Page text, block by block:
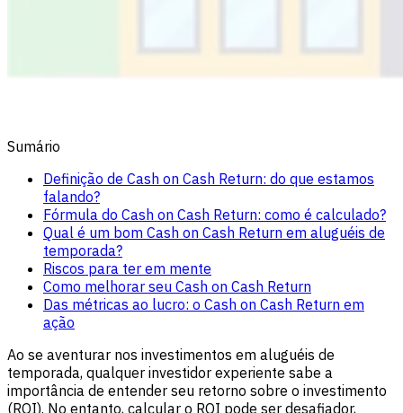
Sumário
Definição de Cash on Cash Return: do que estamos
falando?
Fórmula do Cash on Cash Return: como é calculado?
Qual é um bom Cash on Cash Return em aluguéis de
temporada?
Riscos para ter em mente
Como melhorar seu Cash on Cash Return
Das métricas ao lucro: o Cash on Cash Return em
ação
Ao se aventurar nos investimentos em aluguéis de
temporada, qualquer investidor experiente sabe a
importância de entender seu retorno sobre o investimento
(ROI). No entanto, calcular o ROI pode ser desafiador,